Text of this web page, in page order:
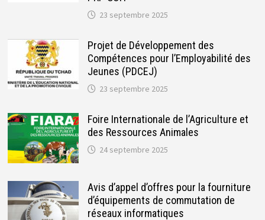
23 septembre 2025
Projet de Développement des
Compétences pour l’Employabilité des
Jeunes (PDCEJ)
23 septembre 2025
Foire Internationale de l’Agriculture et
des Ressources Animales
24 septembre 2025
Avis d’appel d’offres pour la fourniture
d’équipements de commutation de
réseaux informatiques